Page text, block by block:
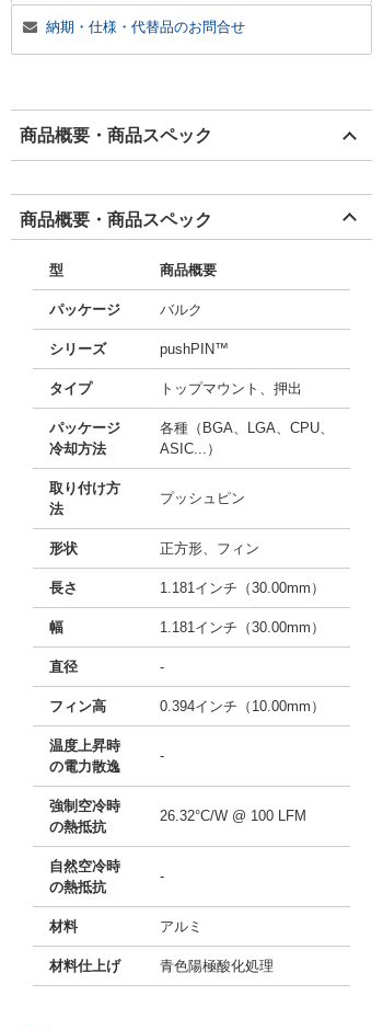
納期・仕様・代替品のお問合せ
商品概要・商品スペック
商品概要・商品スペック
型 商品概要
パッケージ バルク
シリーズ pushPIN™
タイプ トップマウント、押出
パッケージ
冷却方法
各種（BGA、LGA、CPU、
ASIC...）
取り付け方
法
プッシュピン
形状 正方形、フィン
長さ 1.181インチ（30.00mm）
幅 1.181インチ（30.00mm）
直径 -
フィン高 0.394インチ（10.00mm）
温度上昇時
の電力散逸
-
強制空冷時
の熱抵抗
26.32°C/W @ 100 LFM
自然空冷時
の熱抵抗
-
材料 アルミ
材料仕上げ 青色陽極酸化処理